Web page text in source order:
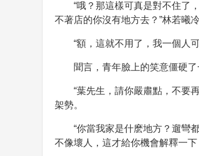
“哦？那這樣可真是對不住了
不著店的你沒有地方去？”林若曦
“額，這就不用了，我一個人
聞言，青年臉上的笑意僵硬
“葉先生，請你嚴肅點，不要
架勢。
“你當我家是什麽地方？遛彎
不像壞人，這才給你機會解釋一